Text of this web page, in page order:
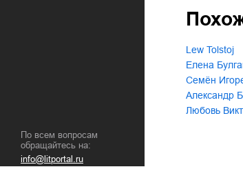
По всем вопросам
обращайтесь на:
info@litportal.ru
Lew Tolstoj
Елена
Семён
Александр
Любовь